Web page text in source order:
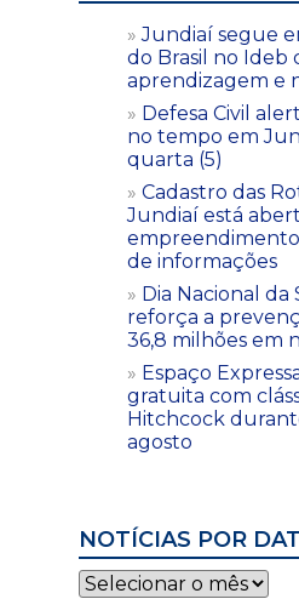
Jundiaí segue
do Brasil no Ideb
aprendizagem e
Defesa Civil
no tempo em
quarta (5)
Cadastro das
Jundiaí está
de informações
Dia Nacional da
reforça a
36,8 milhões em
Espaço
gratuita com
Hitchcock
agosto
NOTÍCIAS POR
Notícias
por